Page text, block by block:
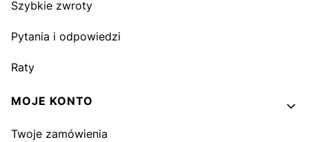
Szybkie zwroty
Pytania i odpowiedzi
Raty
MOJE KONTO
Twoje zamówienia